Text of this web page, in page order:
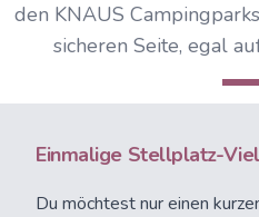
den KNAUS
sicheren Seite, egal
Einmalige Stellplatz-
Du möchtest nur einen